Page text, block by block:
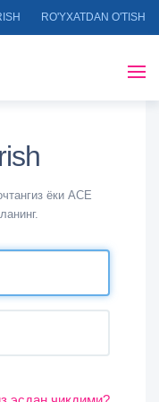
RO'YXATDAN O'TISH
ёки АСЕ